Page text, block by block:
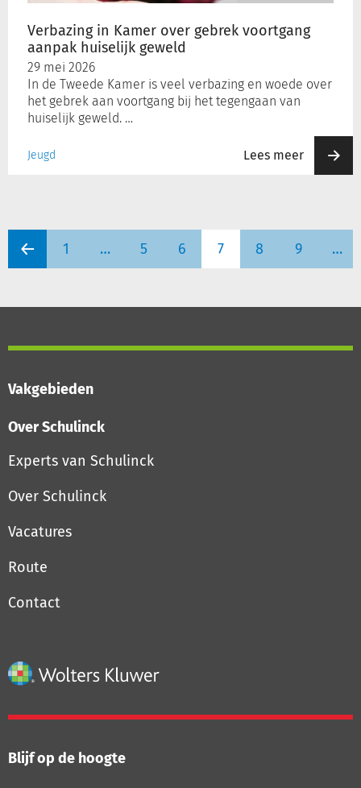
Verbazing in Kamer over gebrek voortgang
aanpak huiselijk geweld
29 mei 2026
In de Tweede Kamer is veel verbazing en woede over
het gebrek aan voortgang bij het tegengaan van
huiselijk geweld. …
Jeugd Lees meer
geweld
1 … 5 6 7 8 9 …
Vakgebieden
Over Schulinck
Experts van Schulinck
Over Schulinck
Vacatures
Route
Contact
Blijf op de hoogte